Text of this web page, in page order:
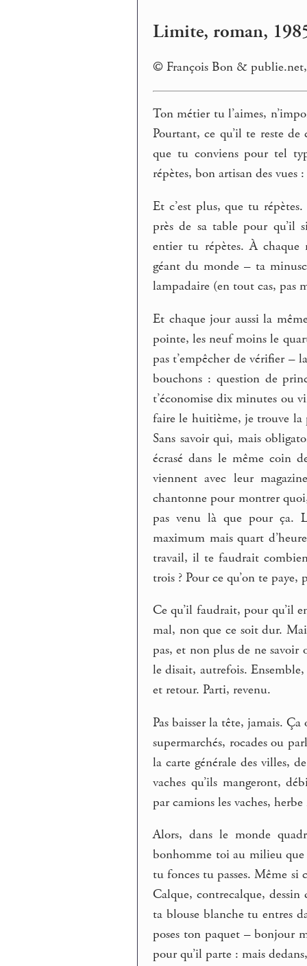
Limite, roman,
© François Bon &
Ton métier tu l’aimes,
Pourtant, ce qu’il te reste
que tu conviens pour tel
répètes, bon artisan des
Et c’est plus, que tu
près de sa table pour qu’il
entier tu répètes. À chaque
géant du monde – ta
lampadaire (en tout cas, pas
Et chaque jour aussi la
pointe, les neuf moins le
pas t’empêcher de vérifier –
bouchons : question de
t’économise dix minutes ou
faire le huitième, je trouve la
Sans savoir qui, mais
écrasé dans le même coin
viennent avec leur
chantonne pour montrer
pas venu là que pour ça.
maximum mais quart
travail, il te faudrait
trois ? Pour ce qu’on te paye,
Ce qu’il faudrait, pour qu’il
mal, non que ce soit dur.
pas, et non plus de ne
le disait, autrefois.
et retour. Parti, revenu.
Pas baisser la tête, jamais.
supermarchés, rocades ou
la carte générale des villes,
vaches qu’ils mangeront,
par camions les vaches,
Alors, dans le monde
bonhomme toi au milieu que
tu fonces tu passes. Même
Calque, contrecalque, dessin
ta blouse blanche tu entres
poses ton paquet – bonjour
pour qu’il parte : mais